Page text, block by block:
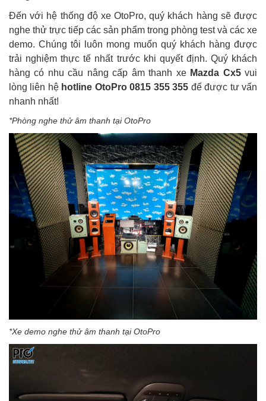
Đến với hệ thống độ xe OtoPro, quý khách hàng sẽ được
nghe thử trực tiếp các sản phẩm trong phòng test và các xe
demo. Chúng tôi luôn mong muốn quý khách hàng được
trải nghiệm thực tế nhất trước khi quyết định. Quý khách
hàng có nhu cầu nâng cấp âm thanh xe Mazda Cx5vui
lòng liên hệ hotline OtoPro 0815 355 355 để được tư vấn
nhanh nhất!
*Phòng nghe thử âm thanh tại OtoPro
*Xe demo nghe thử âm thanh tại OtoPro